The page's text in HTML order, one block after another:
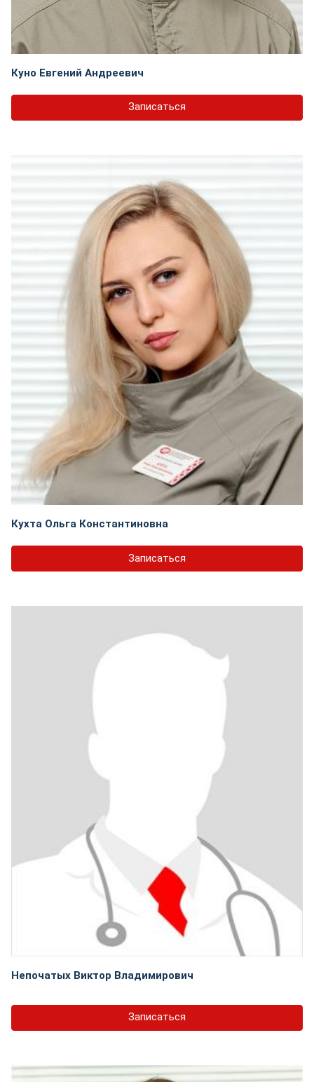
Куно Евгений Андреевич
Записаться
Кухта Ольга Константиновна
Записаться
Непочатых Виктор Владимирович
Записаться